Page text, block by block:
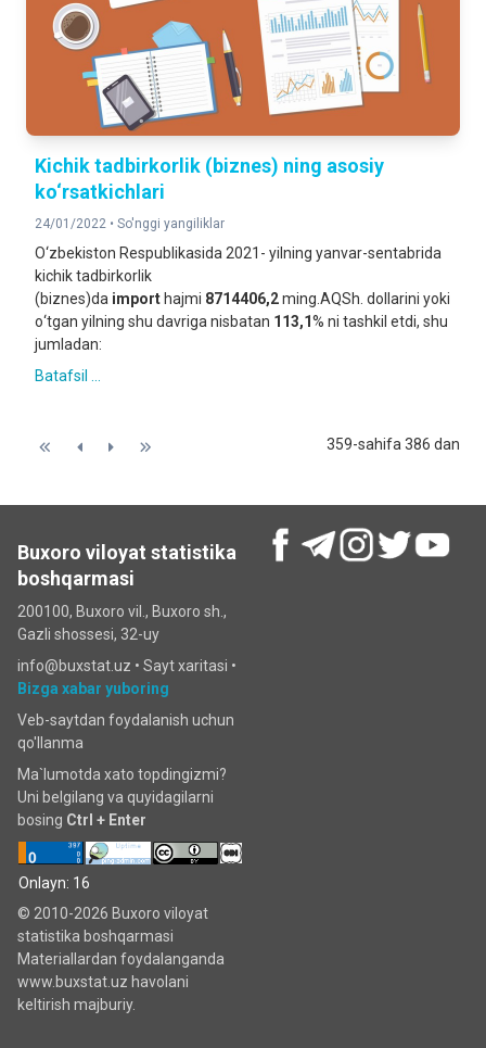
Kichik tadbirkorlik (biznes) ning asosiy
ko‘rsatkichlari
24/01/2022 • So'nggi yangiliklar
O‘zbekiston Respublikasida 2021- yilning yanvar-sentabrida
kichik tadbirkorlik
(biznes)da import hajmi 8714406,2ming.AQSh. dollarini yoki
о‘tgan yilning shu davriga nisbatan 113,1% ni tashkil etdi, shu
jumladan:
Batafsil ...
359-sahifa 386 dan
Buxoro viloyat statistika
boshqarmasi
200100, Buxoro vil., Buxoro sh.,
Gazli shossesi, 32-uy
info@buxstat.uz • Sayt xaritasi •
Bizga xabar yuboring
Veb-saytdan foydalanish uchun
qo'llanma
Ma`lumotda xato topdingizmi?
Uni belgilang va quyidagilarni
bosing Ctrl + Enter
Onlayn: 16
© 2010-2026 Buxoro viloyat
statistika boshqarmasi
Materiallardan foydalanganda
www.buxstat.uz havolani
keltirish majburiy.